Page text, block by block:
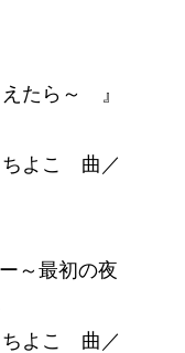
えたら～ 』
よこ 曲／
～最初の夜
よこ 曲／